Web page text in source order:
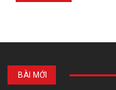
BÀI MỚI